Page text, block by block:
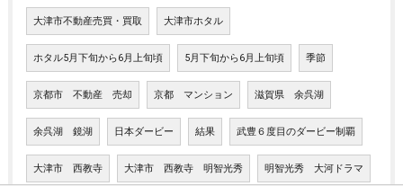
大津市不動産売買・買取 大津市ホタル
ホタル5月下旬から6月上旬頃 5月下旬から6月上旬頃 季節
京都市 不動産 売却 京都 マンション 滋賀県 余呉湖
余呉湖 鏡湖 日本ダービー 結果 武豊６度目のダービー制覇
大津市 西教寺 大津市 西教寺 明智光秀 明智光秀 大河ドラマ